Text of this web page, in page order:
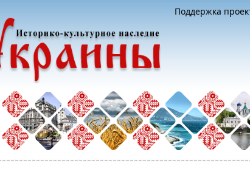
Поддержка